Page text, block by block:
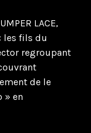
LACE,
les fils du
regroupant
de le
» en